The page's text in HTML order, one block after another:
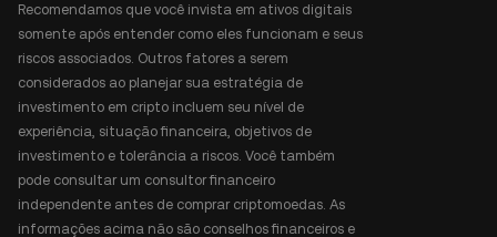
Recomendamos que você invista em ativos digitais
somente após entender como eles funcionam e seus
riscos associados. Outros fatores a serem
considerados ao planejar sua estratégia de
investimento em cripto incluem seu nível de
experiência, situação financeira, objetivos de
investimento e tolerância a riscos. Você também
pode consultar um consultor financeiro
independente antes de comprar criptomoedas. As
informações acima não são conselhos financeiros e